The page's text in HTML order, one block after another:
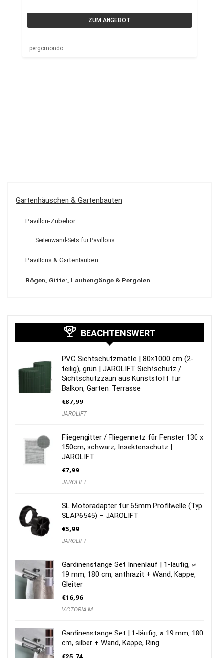
ZUM ANGEBOT
pergomondo
Gartenhäuschen & Gartenbauten
Pavillon-Zubehör
Seitenwand-Sets für Pavillons
Pavillons & Gartenlauben
Bögen, Gitter, Laubengänge & Pergolen
BEACHTENSWERT
PVC Sichtschutzmatte | 80×1000 cm (2-
teilig), grün | JAROLIFT Sichtschutz /
Sichtschutzzaun aus Kunststoff für
Balkon, Garten, Terrasse
€87,99
JAROLIFT
Fliegengitter / Fliegennetz für Fenster 130 x
150cm, schwarz, Insektenschutz |
JAROLIFT
€7,99
JAROLIFT
SL Motoradapter für 65mm Profilwelle (Typ
SLAP6545) – JAROLIFT
€5,99
JAROLIFT
Gardinenstange Set Innenlauf | 1-läufig, ⌀
19 mm, 180 cm, anthrazit + Wand, Kappe,
Gleiter
€16,96
VICTORIA M
Gardinenstange Set | 1-läufig, ⌀ 19 mm, 180
cm, silber + Wand, Kappe, Ring
€25,74